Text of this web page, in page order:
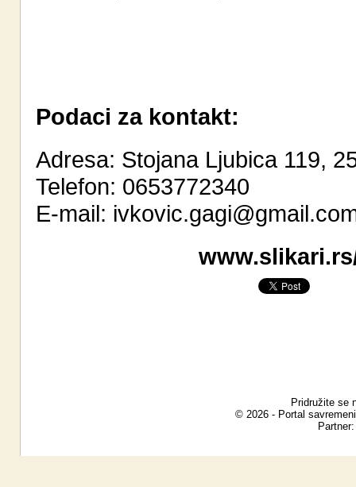
Podaci za kontakt:
Adresa: Stojana Ljubica 119,
Telefon: 0653772340
E-mail:
Pridružite se
© 2026 - Portal